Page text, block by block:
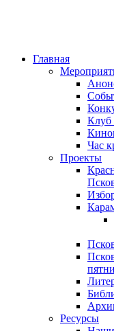
Главная
Клуб
Час
Проекты
Ресурсы